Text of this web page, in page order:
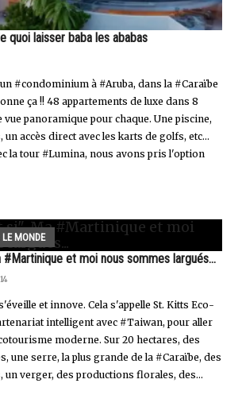
quoi laisser baba les ababas
#condominium à #Aruba, dans la #Caraïbe
ça !! 48 appartements de luxe dans 8
vue panoramique pour chaque. Une piscine,
accès direct avec les karts de golfs, etc...
la tour #Lumina, nous avons pris l'option
MONDE
#Martinique et moi nous sommes largués...
et innove. Cela s'appelle St. Kitts Eco-
intelligent avec #Taiwan, pour aller
moderne. Sur 20 hectares, des
une serre, la plus grande de la #Caraïbe, des
un verger, des productions florales, des...